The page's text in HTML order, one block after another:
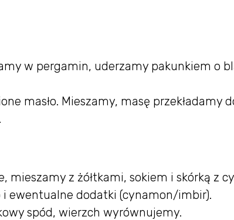
w pergamin, uderzamy pakunkiem o
masło. Mieszamy, masę przekładamy
mieszamy z żółtkami, sokiem i skórką z
i ewentualne dodatki (cynamon/imbir).
spód, wierzch wyrównujemy.